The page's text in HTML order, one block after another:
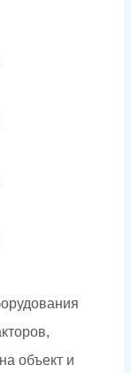
объект и